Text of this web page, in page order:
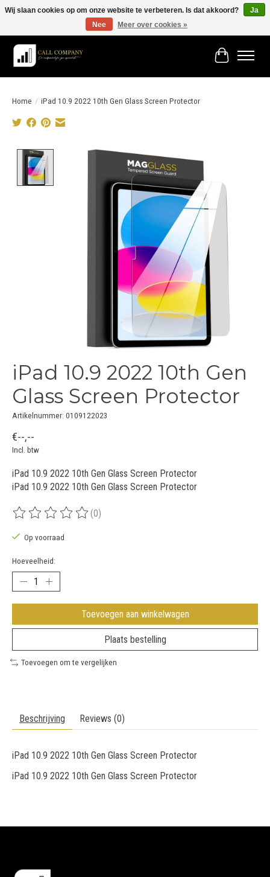
Vóór 19:00 besteld morgen in huis!
Winkelwagen
Home / iPad 10.9 2022 10th Gen Glass Screen Protector
Product image slideshow Items
iPad 10.9 2022 10th Gen
Glass Screen Protector
Artikelnummer: 0109122023
€--,--
Incl. btw
iPad 10.9 2022 10th Gen Glass Screen Protector
iPad 10.9 2022 10th Gen Glass Screen Protector
De beoordeling van dit product is
(0)
Op voorraad
Hoeveelheid:
Toevoegen aan winkelwagen
Plaats bestelling
Toevoegen om te vergelijken
Beschrijving Reviews (0)
iPad 10.9 2022 10th Gen Glass Screen Protector
iPad 10.9 2022 10th Gen Glass Screen Protector
Wij slaan cookies op om onze website te verbeteren. Is dat akkoord?
Ja
Nee
Meer over cookies »